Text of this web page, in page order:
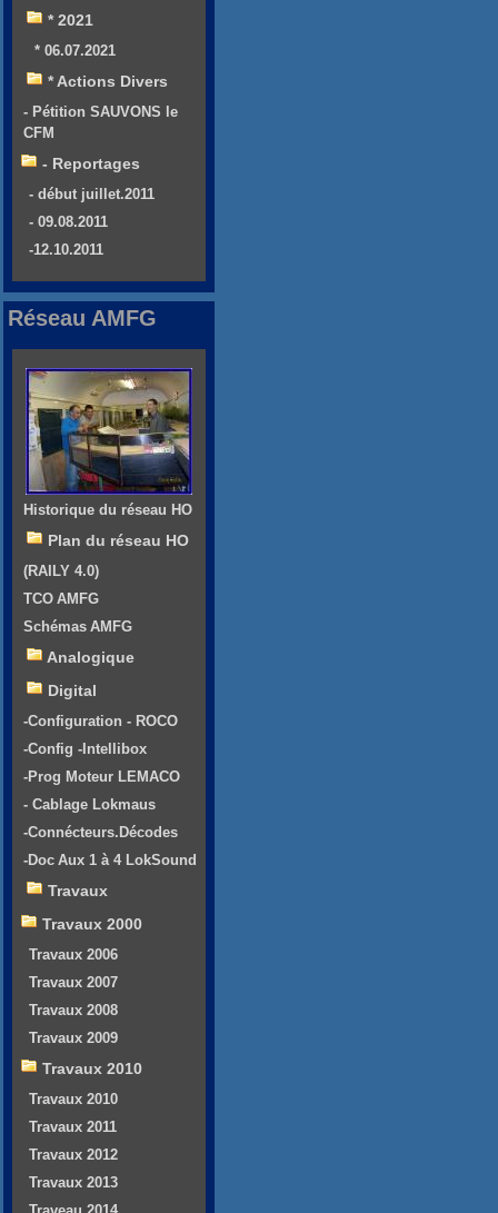
* 2021
* 06.07.2021
* Actions Divers
- Pétition SAUVONS le
CFM
- Reportages
- début juillet.2011
- 09.08.2011
-12.10.2011
Réseau AMFG
Historique du réseau HO
Plan du réseau HO
(RAILY 4.0)
TCO AMFG
Schémas AMFG
Analogique
Digital
-Configuration - ROCO
-Config -Intellibox
-Prog Moteur LEMACO
- Cablage Lokmaus
-Connécteurs.Décodes
-Doc Aux 1 à 4 LokSound
Travaux
Travaux 2000
Travaux 2006
Travaux 2007
Travaux 2008
Travaux 2009
Travaux 2010
Travaux 2010
Travaux 2011
Travaux 2012
Travaux 2013